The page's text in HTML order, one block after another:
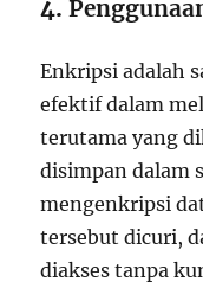
4.
Enkripsi adalah
efektif dalam
terutama yang
disimpan dalam
mengenkripsi
tersebut dicuri,
diakses tanpa